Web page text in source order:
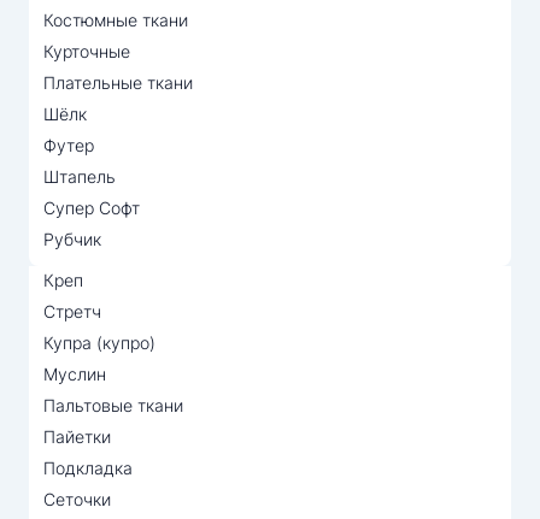
Костюмные ткани
Курточные
Плательные ткани
Шёлк
Футер
Штапель
Супер Софт
Рубчик
Креп
Стретч
Купра (купро)
Муслин
Пальтовые ткани
Пайетки
Подкладка
Сеточки